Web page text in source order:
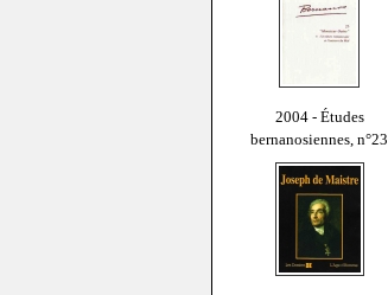
2004 - Études
bernanosiennes, n°23